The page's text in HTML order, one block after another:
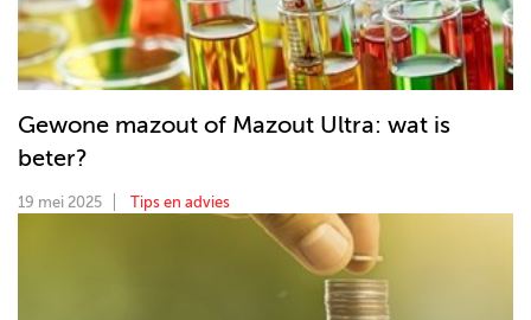
Gewone mazout of Mazout Ultra: wat is
beter?
19 mei 2025 Tips en advies